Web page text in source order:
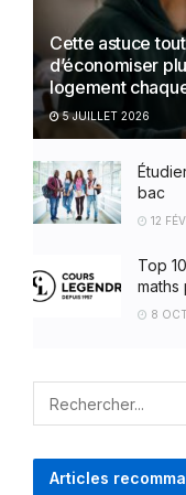
Cette astuce
d’économiser
logement
5 JUILLET 2026
bac
12
Top
maths
8
Articles